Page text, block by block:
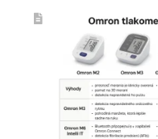
tlakomery
spoľahlivý
pomocník
pre
zdravie